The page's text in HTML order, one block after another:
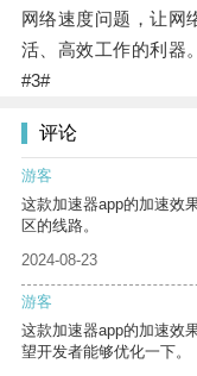
网络速度问题，让网
活、高效工作的利器。
#3#
评论
游客
这款加速器app的加速效
区的线路。
2024-08-23
游客
这款加速器app的加速效
望开发者能够优化一下。